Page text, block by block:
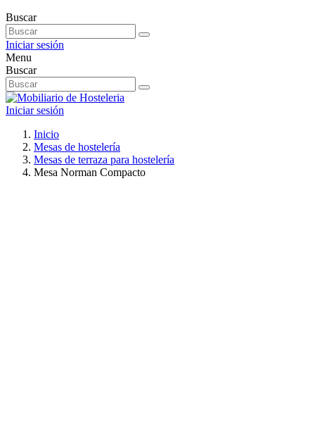
Buscar
Iniciar sesión
Menu
Buscar
Iniciar sesión
Inicio
Mesas de hostelería
Mesas de terraza para hostelería
Mesa Norman Compacto